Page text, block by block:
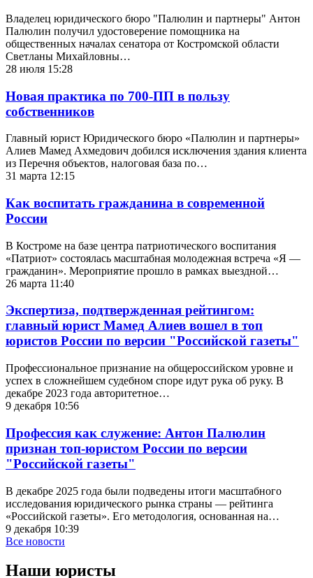
Владелец юридического бюро "Палюлин и партнеры" Антон
Палюлин получил удостоверение помощника на
общественных началах сенатора от Костромской области
Светланы Михайловны…
28 июля 15:28
Новая практика по 700-ПП в пользу
собственников
Главный юрист Юридического бюро «Палюлин и партнеры»
Алиев Мамед Ахмедович добился исключения здания клиента
из Перечня объектов, налоговая база по…
31 марта 12:15
Как воспитать гражданина в современной
России
В Костроме на базе центра патриотического воспитания
«Патриот» состоялась масштабная молодежная встреча «Я —
гражданин». Мероприятие прошло в рамках выездной…
26 марта 11:40
Экспертиза, подтвержденная рейтингом:
главный юрист Мамед Алиев вошел в топ
юристов России по версии "Российской газеты"
Профессиональное признание на общероссийском уровне и
успех в сложнейшем судебном споре идут рука об руку. В
декабре 2023 года авторитетное…
9 декабря 10:56
Профессия как служение: Антон Палюлин
признан топ-юристом России по версии
"Российской газеты"
В декабре 2025 года были подведены итоги масштабного
исследования юридического рынка страны — рейтинга
«Российской газеты». Его методология, основанная на…
9 декабря 10:39
Все новости
Наши юристы